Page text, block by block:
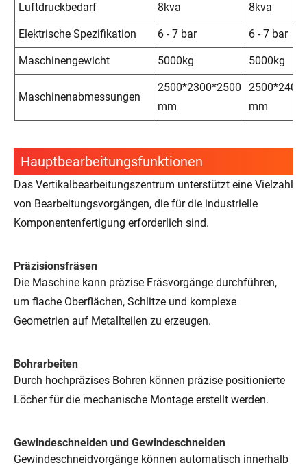
Luftdruckbedarf 8kva 8kva
Elektrische Spezifikation 6 - 7 bar 6 - 7 bar
Maschinengewicht 5000kg 5000kg
Maschinenabmessungen
2500*2300*2500
mm
mm
Hauptbearbeitungsfunktionen
Das Vertikalbearbeitungszentrum unterstützt eine Vielzahl
von Bearbeitungsvorgängen, die für die industrielle
Komponentenfertigung erforderlich sind.
Präzisionsfräsen
Die Maschine kann präzise Fräsvorgänge durchführen,
um flache Oberflächen, Schlitze und komplexe
Geometrien auf Metallteilen zu erzeugen.
Bohrarbeiten
Durch hochpräzises Bohren können präzise positionierte
Löcher für die mechanische Montage erstellt werden.
Gewindeschneiden und Gewindeschneiden
Gewindeschneidvorgänge können automatisch innerhalb